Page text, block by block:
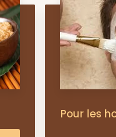
Pour les